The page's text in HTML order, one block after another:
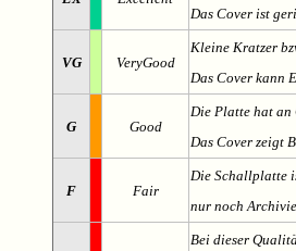
Das Cover ist
VG VeryGood
Kleine Kratzer
Das Cover kann
G Good
Die Platte hat
Das Cover zeigt
F Fair
Die Schallplatte
nur noch
Bei dieser